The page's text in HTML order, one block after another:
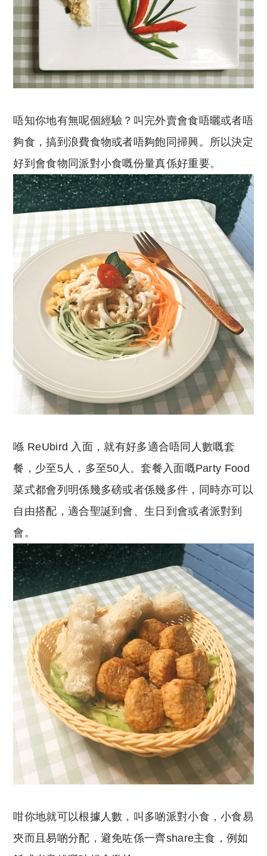
唔知你地有無呢個經驗？叫完外賣會食唔曬或者唔
夠食，搞到浪費食物或者唔夠飽同掃興。所以決定
好到會食物同派對小食嘅份量真係好重要。
喺 ReUbird 入面，就有好多適合唔同人數嘅套
餐，少至5人，多至50人。套餐入面嘅Party Food
菜式都會列明係幾多磅或者係幾多件，同時亦可以
自由搭配，適合聖誕到會、生日到會或者派對到
會。
咁你地就可以根據人數，叫多啲派對小食，小食易
夾而且易啲分配，避免咗係一齊share主食，例如